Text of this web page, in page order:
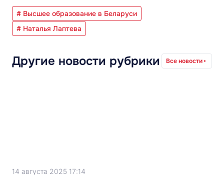
# Высшее образование в Беларуси
# Наталья Лаптева
Другие новости рубрики Все новости
14 августа 2025 17:14